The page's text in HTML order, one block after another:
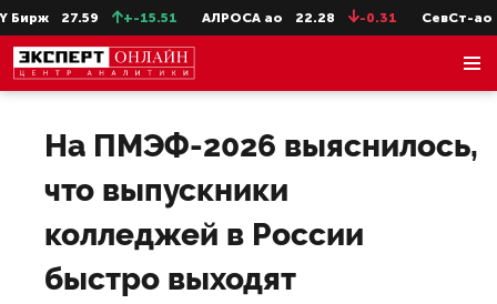
27.59 +-15.51 АЛРОСА ао 22.28 -0.31 СевСт-ао
На ПМЭФ-2026 выяснилось,
что выпускники
колледжей в России
быстро выходят